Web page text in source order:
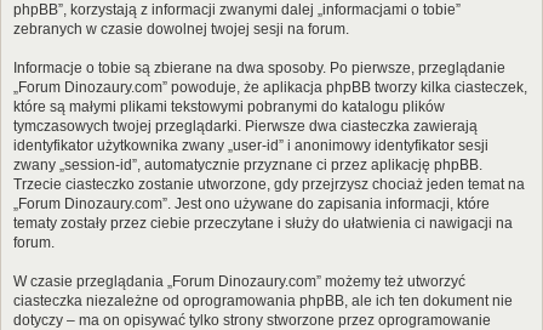
phpBB”, korzystają z informacji zwanymi dalej „informacjami o tobie”
zebranych w czasie dowolnej twojej sesji na forum.
Informacje o tobie są zbierane na dwa sposoby. Po pierwsze, przeglądanie
„Forum Dinozaury.com” powoduje, że aplikacja phpBB tworzy kilka ciasteczek,
które są małymi plikami tekstowymi pobranymi do katalogu plików
tymczasowych twojej przeglądarki. Pierwsze dwa ciasteczka zawierają
identyfikator użytkownika zwany „user-id” i anonimowy identyfikator sesji
zwany „session-id”, automatycznie przyznane ci przez aplikację phpBB.
Trzecie ciasteczko zostanie utworzone, gdy przejrzysz chociaż jeden temat na
„Forum Dinozaury.com”. Jest ono używane do zapisania informacji, które
tematy zostały przez ciebie przeczytane i służy do ułatwienia ci nawigacji na
forum.
W czasie przeglądania „Forum Dinozaury.com” możemy też utworzyć
ciasteczka niezależne od oprogramowania phpBB, ale ich ten dokument nie
dotyczy – ma on opisywać tylko strony stworzone przez oprogramowanie